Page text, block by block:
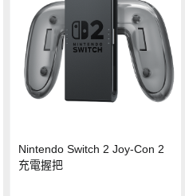
Nintendo Switch 2 Joy-Con 2
充電握把